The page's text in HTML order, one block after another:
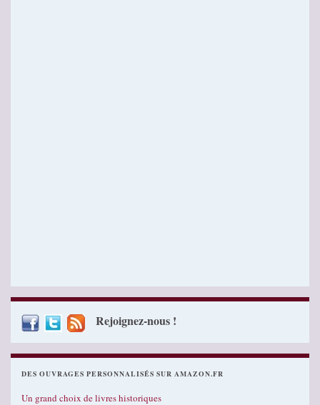
Rejoignez-nous !
DES OUVRAGES PERSONNALISÉS SUR AMAZON.FR
Un grand choix de livres historiques